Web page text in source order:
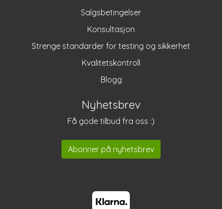
Salgsbetingelser
Konsultasjon
Strenge standarder for testing og sikkerhet
Kvalitetskontroll
Blogg
Nyhetsbrev
Få gode tilbud fra oss :)
Abonner på nyhetsbrev